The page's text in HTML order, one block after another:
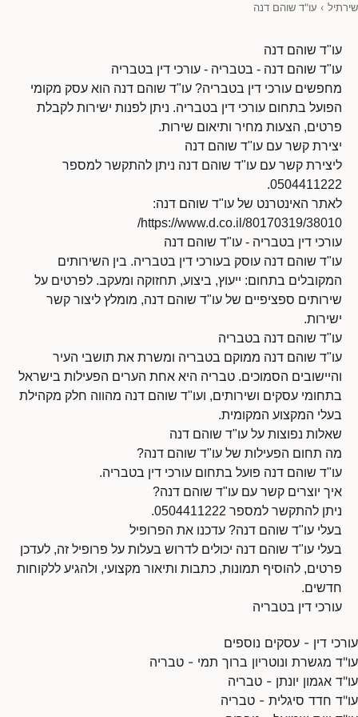
שירתיל › עו"ד שוהם דנה
עו"ד שוהם דנה
עו"ד שוהם דנה - בטבריה - עורכי דין בטבריה
מחפשים עורכי דין בטבריה? עו"ד שוהם דנה הוא עסק מקומי
הפועל בתחום עורכי דין בטבריה. ניתן לפנות ישירות לקבלת
פרטים, הצעות מחיר ותיאום שירות.
יצירת קשר עם עו"ד שוהם דנה
ליצירת קשר עם עו"ד שוהם דנה ניתן להתקשר למספר
0504411222.
לאתר האינטרנט של עו"ד שוהם דנה:
https://www.d.co.il/80170319/38010/
עורכי דין בטבריה - עו"ד שוהם דנה
עו"ד שוהם דנה עוסק בעורכי דין בטבריה. בין השירותים
המקובלים בתחום: ייעוץ, ביצוע, תחזוקה ומעקב. לפרטים על
שירותים ספציפיים של עו"ד שוהם דנה, מומלץ ליצור קשר
ישירות.
עו"ד שוהם דנה בטבריה
עו"ד שוהם דנה ממוקם בטבריה ומשרת את תושבי העיר
והיישובים הסמוכים. טבריה היא אחת הערים הפעילות בישראל
בתחומי עסקים ושירותים, ועו"ד שוהם דנה מהווה חלק מקהילת
בעלי המקצוע המקומית.
שאלות נפוצות על עו"ד שוהם דנה
מה תחום הפעילות של עו"ד שוהם דנה?
עו"ד שוהם דנה פועל בתחום עורכי דין בטבריה.
איך יוצרים קשר עם עו"ד שוהם דנה?
ניתן להתקשר למספר 0504411222.
בעלי עו"ד שוהם דנה? עדכנו את הפרופיל
בעלי עו"ד שוהם דנה יכולים לדרוש בעלות על פרופיל זה, לעדכן
פרטים, להוסיף תמונות, כתבות ותיאור מקצועי, ולהגיע ללקוחות
חדשים.
עורכי דין בטבריה
עורכי דין - עסקים נוספים
עו"ד מגשרת ונוטריון ברוך תמי - טבריה
עו"ד אגמון יונתן - טבריה
עו"ד חדד סיגלית - טבריה